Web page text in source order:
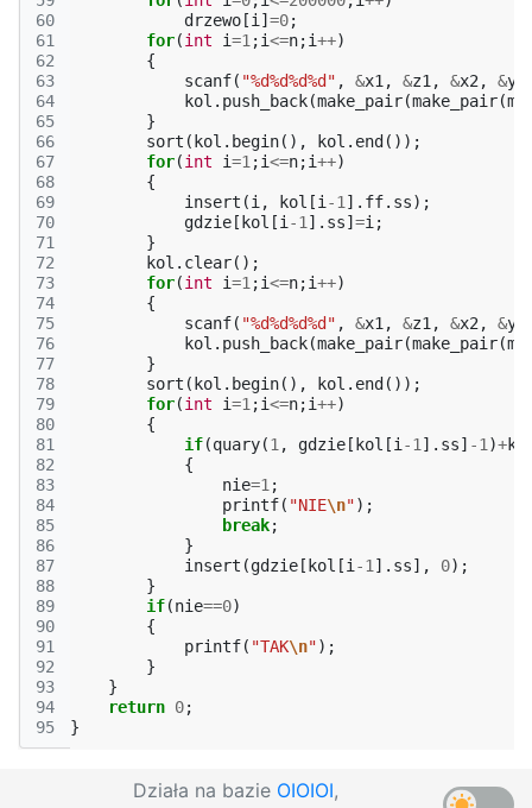
60
61
62
63
64
65
66
67
68
69
70
71
72
73
74
75
76
77
78
79
80
81
82
83
84
85
86
87
88
89
90
91
92
93
94
95
drzewo [i ] =0;
for(int i=1 ;i<=n;i++)
{
scanf( "%d%d%d%d" , &x1 , &z1 , &x2 , &y2
kol . push_back(make_pair(make_pair(
}
sort ( kol . begin(), kol . end ());
for(int i=1 ;i<=n;i++)
{
insert (i , kol [i -1 ]. ff. ss);
gdzie [ kol [i -1 ]. ss] =i ;
}
kol . clear();
for(int i=1 ;i<=n;i++)
{
scanf( "%d%d%d%d" , &x1 , &z1 , &x2 , &y2
kol . push_back(make_pair(make_pair(
}
sort ( kol . begin(), kol . end ());
for(int i=1 ;i<=n;i++)
{
if(quary(1 , gdzie [ kol [i -1 ]. ss] -1 )+
{
nie=1 ;
printf( "NIE\n");
break;
}
insert (gdzie [ kol [i -1 ]. ss], 0);
}
if(nie==0)
{
printf( "TAK\n");
}
}
return 0;
}
Działa na bazie OIOIOI,